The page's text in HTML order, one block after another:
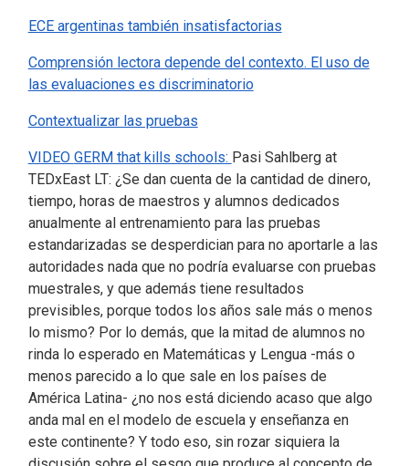
ECE argentinas también insatisfactorias
Comprensión lectora depende del contexto. El uso de
las evaluaciones es discriminatorio
Contextualizar las pruebas
VIDEO GERM that kills schools: Pasi Sahlberg at
TEDxEast LT: ¿Se dan cuenta de la cantidad de dinero,
tiempo, horas de maestros y alumnos dedicados
anualmente al entrenamiento para las pruebas
estandarizadas se desperdician para no aportarle a las
autoridades nada que no podría evaluarse con pruebas
muestrales, y que además tiene resultados
previsibles, porque todos los años sale más o menos
lo mismo? Por lo demás, que la mitad de alumnos no
rinda lo esperado en Matemáticas y Lengua -más o
menos parecido a lo que sale en los países de
América Latina- ¿no nos está diciendo acaso que algo
anda mal en el modelo de escuela y enseñanza en
este continente? Y todo eso, sin rozar siquiera la